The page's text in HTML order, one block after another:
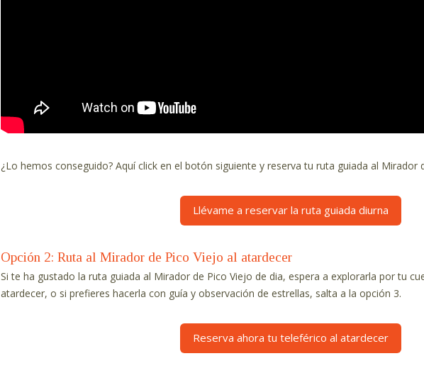
¿Lo hemos conseguido? Aquí click en el botón siguiente y reserva tu ruta guiada al Mirador
Llévame a reservar la ruta guiada diurna
Opción 2: Ruta al Mirador de Pico Viejo al atardecer
Si te ha gustado la ruta guiada al Mirador de Pico Viejo de dia, espera a explorarla por tu
atardecer, o si prefieres hacerla con guía y observación de estrellas, salta a la opción 3.
Reserva ahora tu teleférico al atardecer